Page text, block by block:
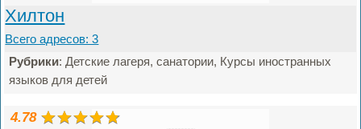
Хилтон
Всего адресов: 3
Рубрики: Детские лагеря, санатории, Курсы иностранных
языков для детей
4.78